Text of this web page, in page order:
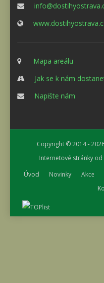
Mapa areálu
Jak se k nám
Napište nám
Copyright © 2014 -
Internetové stránky od
Úvod
Novinky Akce